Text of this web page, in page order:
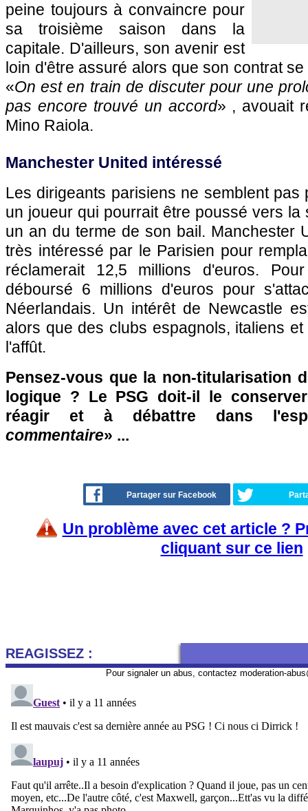
peine toujours à convaincre pour
sa troisième saison dans la
capitale. D'ailleurs, son avenir est
loin d'être assuré alors que son contrat
«On est en train de discuter pour une
pas encore trouvé un accord» , avouait
Mino Raiola.
Manchester United intéressé
Les dirigeants parisiens ne semblent pas
un joueur qui pourrait être poussé vers la
un an du terme de son bail. Manchester
très intéressé par le Parisien pour
réclamerait 12,5 millions d'euros.
déboursé 6 millions d'euros pour
Néerlandais. Un intérêt de Newcastle
alors que des clubs espagnols, italiens
l'affût.
Pensez-vous que la non-titularisation
logique ? Le PSG doit-il le
réagir et à débattre dans
commentaire» ...
Partager sur Facebook
Un problème avec cet article ?
cliquant sur ce lien
REAGISSEZ :
Pour signaler un abus, contactez moderation-